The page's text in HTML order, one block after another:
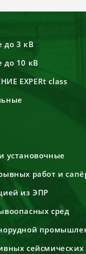
до 3 кВ
до 10 кВ
EXPERt class
установочные
работ и
из ЭПР
сред
сейсмических